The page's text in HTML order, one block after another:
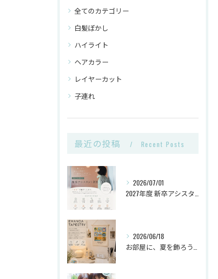
全てのカテゴリー
白髪ぼかし
ハイライト
ヘアカラー
レイヤーカット
子連れ
最近の投稿 Recent Posts
2026/07/01
2026/06/18